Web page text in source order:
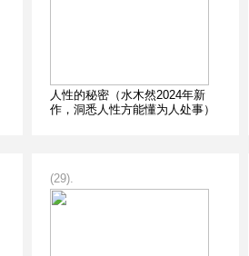
人性的秘密（水木然2024年新
作，洞悉人性方能懂为人处事）
(29).